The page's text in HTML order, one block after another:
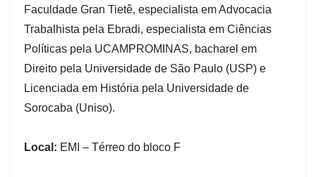
Faculdade Gran Tietê, especialista em Advocacia
Trabalhista pela Ebradi, especialista em Ciências
Políticas pela UCAMPROMINAS, bacharel em
Direito pela Universidade de São Paulo (USP) e
Licenciada em História pela Universidade de
Sorocaba (Uniso).
Local: EMI – Térreo do bloco F